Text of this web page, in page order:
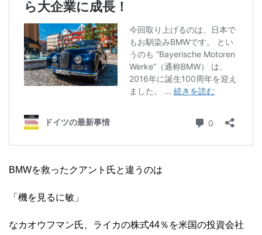
BMWを救ったクアント氏と違うのは
「機を見るに敏」
なカオウフマン氏、ライカの株式44％を米国の投資会社